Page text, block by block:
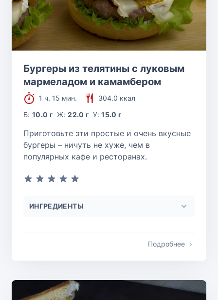
Бургеры из телятины с луковым
мармеладом и камамбером
1 ч. 15 мин.
304.0 ккал
Б:10.0 г Ж:22.0 г У:15.0 г
Приготовьте эти простые и очень вкусные
бургеры – ничуть не хуже, чем в
популярных кафе и ресторанах.
ИНГРЕДИЕНТЫ
Подробнее